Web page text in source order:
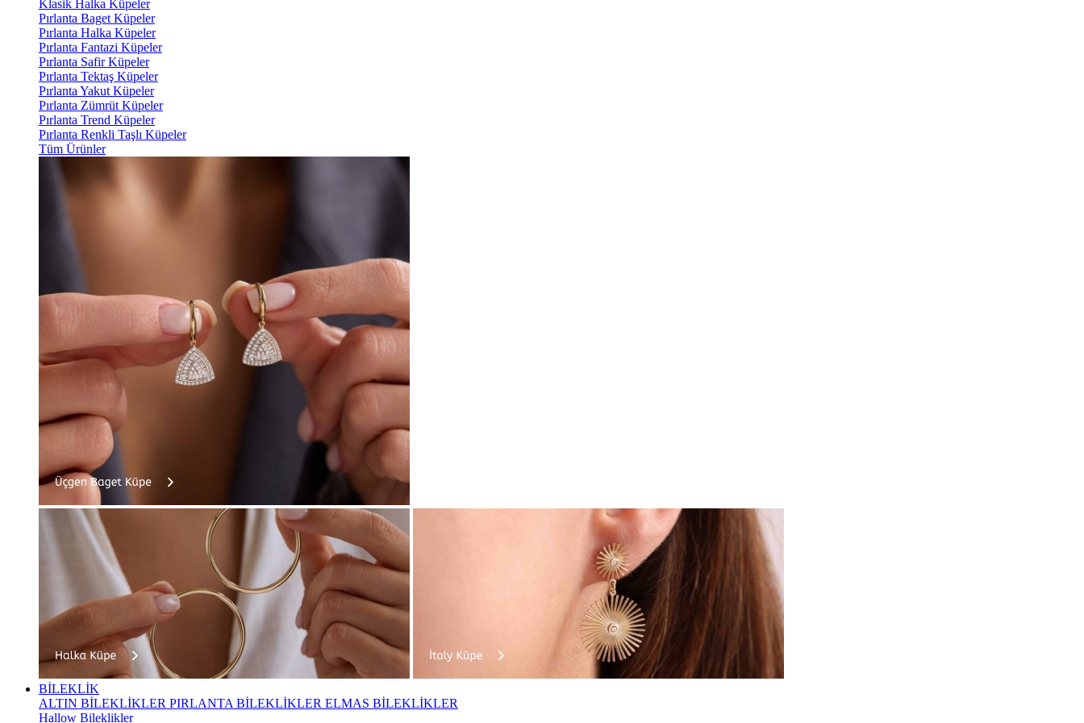
Klasik Halka Küpeler
Pırlanta Baget Küpeler
Pırlanta Halka Küpeler
Pırlanta Fantazi Küpeler
Pırlanta Safir Küpeler
Pırlanta Tektaş Küpeler
Pırlanta Yakut Küpeler
Pırlanta Zümrüt Küpeler
Pırlanta Trend Küpeler
Pırlanta Renkli Taşlı Küpeler
Tüm Ürünler
BİLEKLİK
ALTIN BİLEKLİKLER PIRLANTA BİLEKLİKLER ELMAS BİLEKLİKLER
Hallow Bileklikler